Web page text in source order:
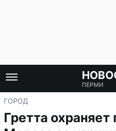
ПЕРМИ
ГОРОД
Гретта